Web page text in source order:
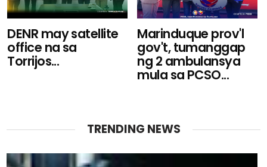
DENR may satellite
office na sa
Torrijos...
Marinduque prov'l
gov't, tumanggap
ng 2 ambulansya
mula sa PCSO...
TRENDING NEWS